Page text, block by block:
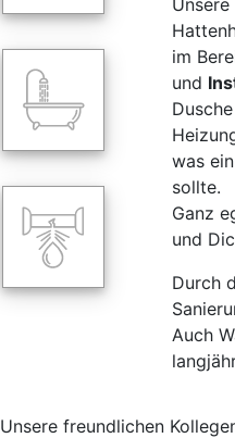
im
und
was
sollte.
Ganz
und
Durch
Auch
Unsere freundlichen